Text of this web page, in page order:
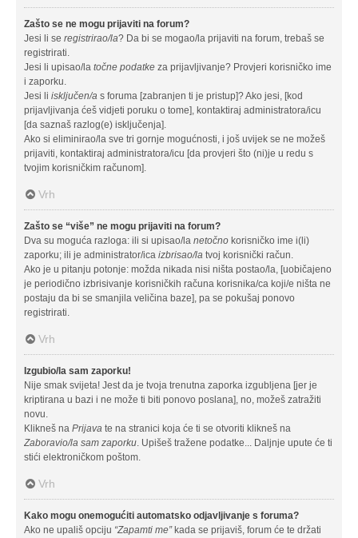
Zašto se ne mogu prijaviti na forum?
Jesi li se registrirao/la? Da bi se mogao/la prijaviti na forum, trebaš se
registrirati.
Jesi li upisao/la točne podatke za prijavljivanje? Provjeri korisničko ime
i zaporku.
Jesi li isključen/a s foruma [zabranjen ti je pristup]? Ako jesi, [kod
prijavljivanja ćeš vidjeti poruku o tome], kontaktiraj administratora/icu
[da saznaš razlog(e) isključenja].
Ako si eliminirao/la sve tri gornje mogućnosti, i još uvijek se ne možeš
prijaviti, kontaktiraj administratora/icu [da provjeri što (ni)je u redu s
tvojim korisničkim računom].
Vrh
Zašto se “više” ne mogu prijaviti na forum?
Dva su moguća razloga: ili si upisao/la netočno korisničko ime i(li)
zaporku; ili je administrator/ica izbrisao/la tvoj korisnički račun.
Ako je u pitanju potonje: možda nikada nisi ništa postao/la, [uobičajeno
je periodično izbrisivanje korisničkih računa korisnika/ca koji/e ništa ne
postaju da bi se smanjila veličina baze], pa se pokušaj ponovo
registrirati.
Vrh
Izgubio/la sam zaporku!
Nije smak svijeta! Jest da je tvoja trenutna zaporka izgubljena [jer je
kriptirana u bazi i ne može ti biti ponovo poslana], no, možeš zatražiti
novu.
Klikneš na Prijava te na stranici koja će ti se otvoriti klikneš na
Zaboravio/la sam zaporku. Upišeš tražene podatke... Daljnje upute će ti
stići elektroničkom poštom.
Vrh
Kako mogu onemogućiti automatsko odjavljivanje s foruma?
Ako ne upališ opciju “Zapamti me”kada se prijaviš, forum će te držati